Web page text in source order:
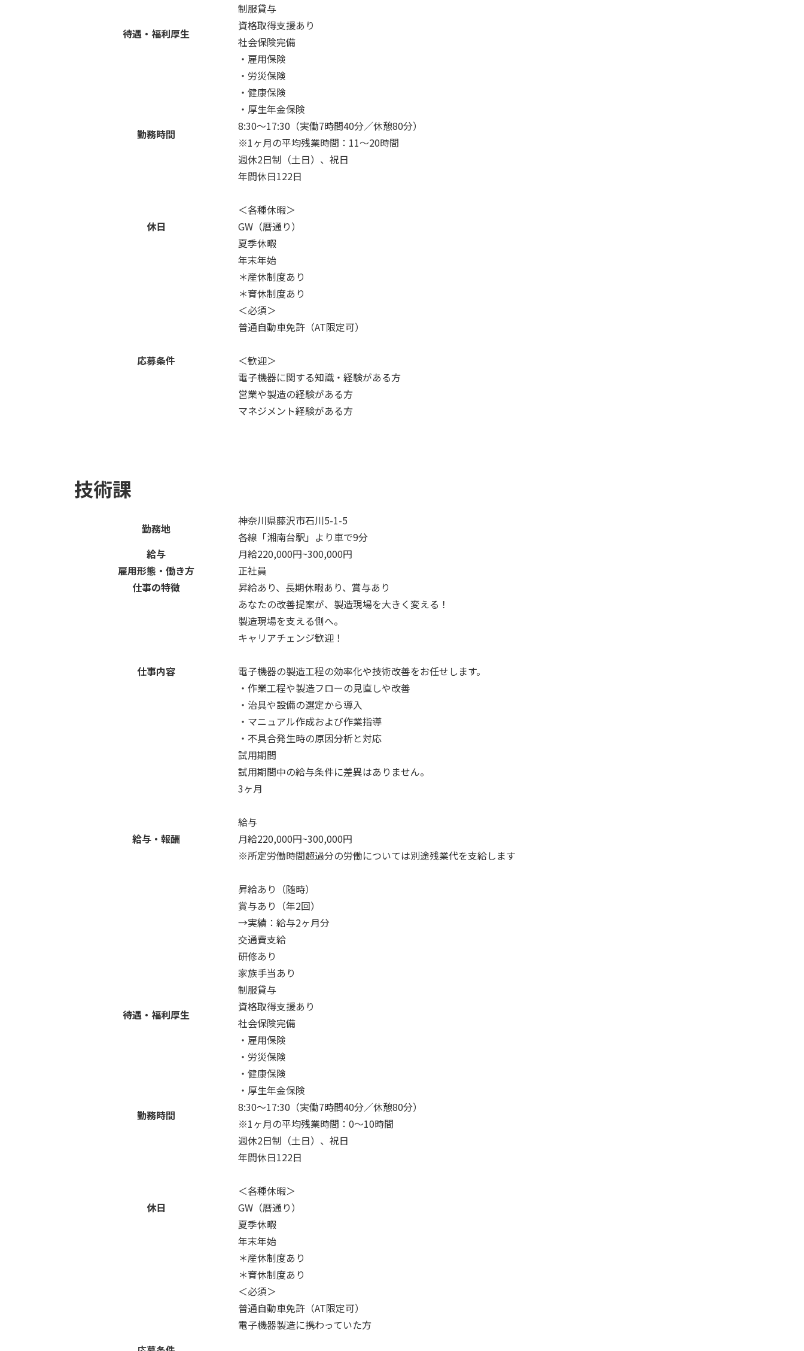
待遇・福利厚生
制服貸与
資格取得支援あり
社会保険完備
・雇用保険
・労災保険
・健康保険
・厚生年金保険
勤務時間
8:30〜17:30（実働7時間40分／休憩80分）
※1ヶ月の平均残業時間：11〜20時間
休日
週休2日制（土日）、祝日
年間休日122日
＜各種休暇＞
GW（暦通り）
夏季休暇
年末年始
＊産休制度あり
＊育休制度あり
応募条件
＜必須＞
普通自動車免許（AT限定可）
＜歓迎＞
電子機器に関する知識・経験がある方
営業や製造の経験がある方
マネジメント経験がある方
技術課
勤務地
神奈川県藤沢市石川5-1-5
各線「湘南台駅」より車で9分
給与
月給220,000円~300,000円
雇用形態・働き方
正社員
仕事の特徴
昇給あり、長期休暇あり、賞与あり
仕事内容
あなたの改善提案が、製造現場を大きく変える！
製造現場を支える側へ。
キャリアチェンジ歓迎！
電子機器の製造工程の効率化や技術改善をお任せします。
・作業工程や製造フローの見直しや改善
・治具や設備の選定から導入
・マニュアル作成および作業指導
・不具合発生時の原因分析と対応
給与・報酬
試用期間
試用期間中の給与条件に差異はありません。
3ヶ月
給与
月給220,000円~300,000円
※所定労働時間超過分の労働については別途残業代を支給します
昇給あり（随時）
賞与あり（年2回）
→実績：給与2ヶ月分
待遇・福利厚生
交通費支給
研修あり
家族手当あり
制服貸与
資格取得支援あり
社会保険完備
・雇用保険
・労災保険
・健康保険
・厚生年金保険
勤務時間
8:30〜17:30（実働7時間40分／休憩80分）
※1ヶ月の平均残業時間：0〜10時間
休日
週休2日制（土日）、祝日
年間休日122日
＜各種休暇＞
GW（暦通り）
夏季休暇
年末年始
＊産休制度あり
＊育休制度あり
＜必須＞
普通自動車免許（AT限定可）
電子機器製造に携わっていた方